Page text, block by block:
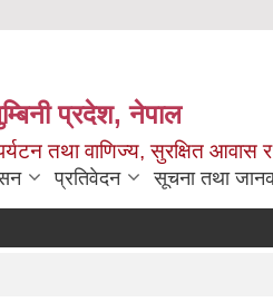
प्रदेश, नेपाल
तथा वाणिज्य, सुरक्षित आवास र
प्रतिवेदन सूचना तथा